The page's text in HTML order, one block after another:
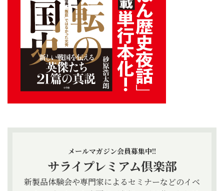
メールマガジン会員募集中!!
サライプレミアム倶楽部
新製品体験会や専門家によるセミナーなどのイベ